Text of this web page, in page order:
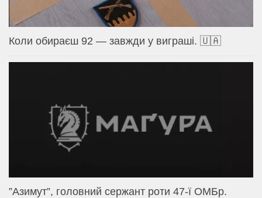
Коли обираєш 92 — завжди у виграші. 🇺🇦
⁨”Азимут”, головний сержант роти 47-ї ОМБр.